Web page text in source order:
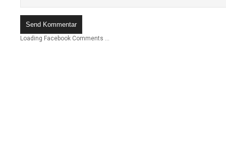
Loading Facebook Comments ...